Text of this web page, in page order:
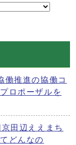
働推進の協働コ
ロポーザルを
田辺ええまち
どんなの